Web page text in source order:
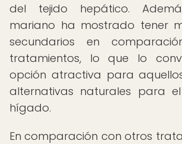
del tejido hepático.
mariano ha mostrado tener
secundarios en
tratamientos, lo que lo
opción atractiva para
alternativas naturales para
hígado.
En comparación con otros